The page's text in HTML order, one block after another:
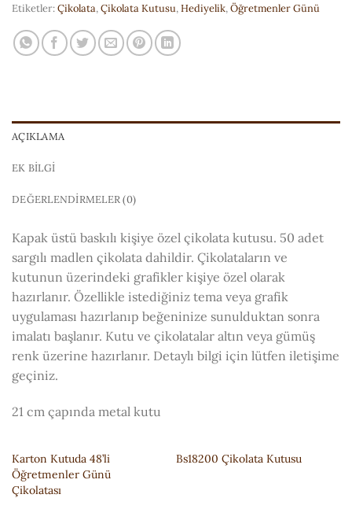
Etiketler:Çikolata,Çikolata Kutusu,Hediyelik,Öğretmenler Günü
AÇIKLAMA
EK BILGI
DEĞERLENDIRMELER (0)
Kapak üstü baskılı kişiye özel çikolata kutusu. 50 adet
sargılı madlen çikolata dahildir. Çikolataların ve
kutunun üzerindeki grafikler kişiye özel olarak
hazırlanır. Özellikle istediğiniz tema veya grafik
uygulaması hazırlanıp beğeninize sunulduktan sonra
imalatı başlanır. Kutu ve çikolatalar altın veya gümüş
renk üzerine hazırlanır. Detaylı bilgi için lütfen iletişime
geçiniz.
21 cm çapında metal kutu
Karton Kutuda 48’li
Öğretmenler Günü
Çikolatası
Bs18200 Çikolata Kutusu